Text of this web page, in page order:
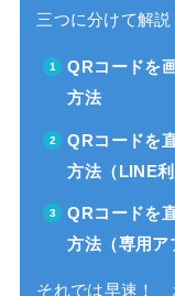
三つに分けて解説
QRコードを
方法
QRコードを
方法（LINE利
QRコードを
方法（専用ア
それでは早速！